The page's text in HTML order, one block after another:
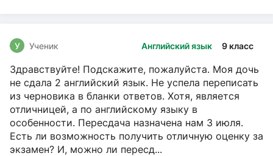
Английский язык 9 класс
У Ученик
Здравствуйте! Подскажите, пожалуйста. Моя дочь
не сдала 2 английский язык. Не успела переписать
из черновика в бланки ответов. Хотя, является
отличницей, а по английскому языку в
особенности. Пересдача назначена нам 3 июля.
Есть ли возможность получить отличную оценку за
экзамен? И, можно ли пересд...